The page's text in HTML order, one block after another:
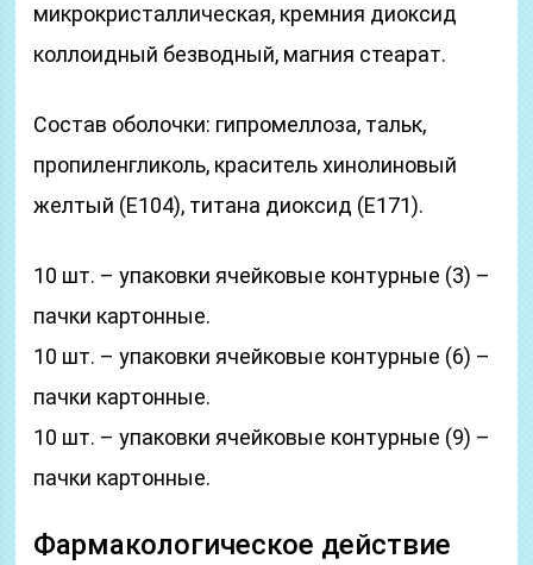
микрокристаллическая, кремния диоксид
коллоидный безводный, магния стеарат.
Состав оболочки: гипромеллоза, тальк,
пропиленгликоль, краситель хинолиновый
желтый (Е104), титана диоксид (Е171).
10 шт. – упаковки ячейковые контурные (3) –
пачки картонные.
10 шт. – упаковки ячейковые контурные (6) –
пачки картонные.
10 шт. – упаковки ячейковые контурные (9) –
пачки картонные.
Фармакологическое действие